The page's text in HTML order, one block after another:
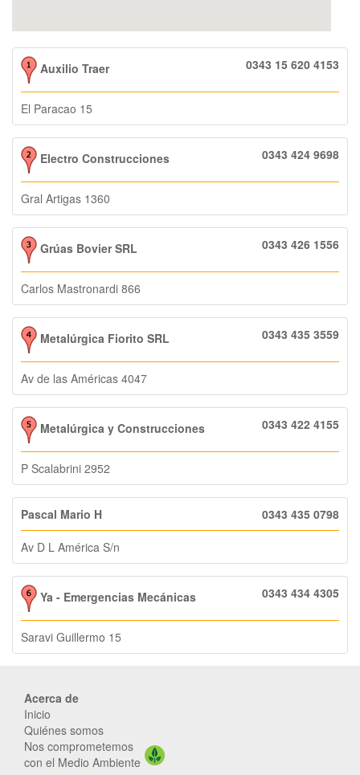
Auxilio Traer 0343 15 620 4153
El Paracao 15
Electro Construcciones 0343 424 9698
Gral Artigas 1360
Grúas Bovier SRL 0343 426 1556
Carlos Mastronardi 866
Metalúrgica Fiorito SRL 0343 435 3559
Av de las Américas 4047
Metalúrgica y Construcciones 0343 422 4155
P Scalabrini 2952
Pascal Mario H 0343 435 0798
Av D L América S/n
Ya - Emergencias Mecánicas 0343 434 4305
Saravi Guillermo 15
Acerca de
Inicio
Quiénes somos
Nos comprometemos
con el Medio Ambiente